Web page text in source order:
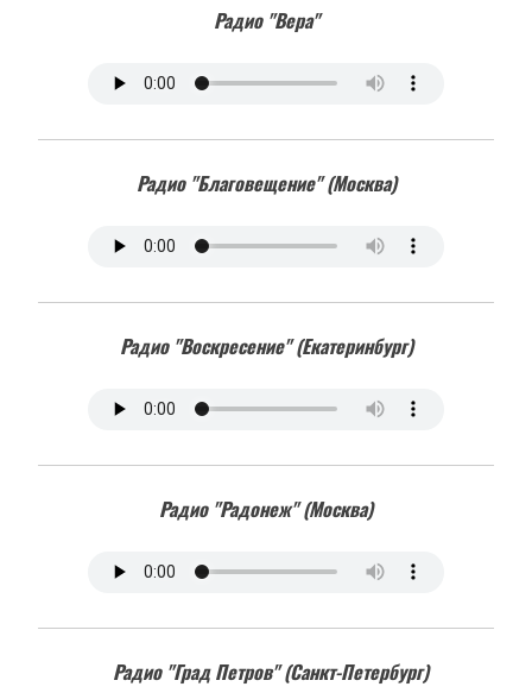
Радио "Вера"
Радио "Благовещение" (Москва)
Радио "Воскресение" (Екатеринбург)
Радио "Радонеж" (Москва)
Радио "Град Петров" (Санкт-Петербург)